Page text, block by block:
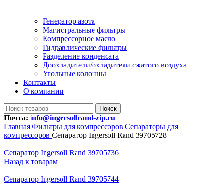
Генератор азота
Магистральные фильтры
Компрессорное масло
Гидравлические фильтры
Разделение конденсата
Доохладители/охладители сжатого воздуха
Угольные колонны
Контакты
О компании
Поиск
Почта: info@ingersollrand-zip.ru
Главная Фильтры для компрессоров Сепараторы для
компрессоров Сепаратор Ingersoll Rand 39705728
Сепаратор Ingersoll Rand 39705736
Назад к товарам
Сепаратор Ingersoll Rand 39705744